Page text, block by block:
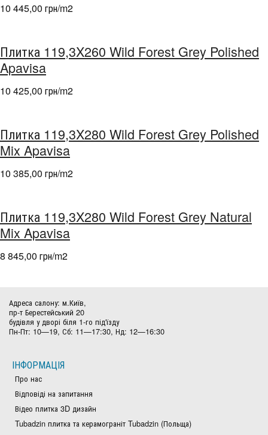
10 445,00 грн/m2
Плитка 119,3X260 Wild Forest Grey Polished
Apavisa
10 425,00 грн/m2
Плитка 119,3X280 Wild Forest Grey Polished
Mix Apavisa
10 385,00 грн/m2
Плитка 119,3X280 Wild Forest Grey Natural
Mix Apavisa
8 845,00 грн/m2
Адреса салону: м.Київ,
пр-т Берестейський 20
будівля у дворі біля 1-го під'їзду
Пн-Пт: 10—19, Сб: 11—17:30, Нд: 12—16:30
ІНФОРМАЦІЯ
Про нас
Відповіді на запитання
Відео плитка 3D дизайн
Tubadzin плитка та керамограніт Tubadzin (Польща)